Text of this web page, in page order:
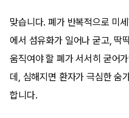
맞습니다. 폐가 반복적으로 미
에서 섬유화가 일어나 굳고, 딱
움직여야 할 폐가 서서히 굳어
데, 심해지면 환자가 극심한 숨
합니다.